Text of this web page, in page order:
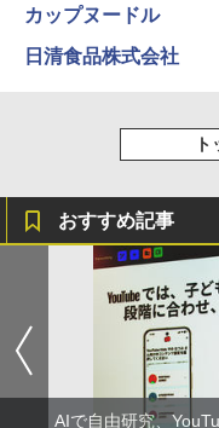
4
カ
カップヌードル
日清食品株式会社
おすすめ記事
AIで自由研究、